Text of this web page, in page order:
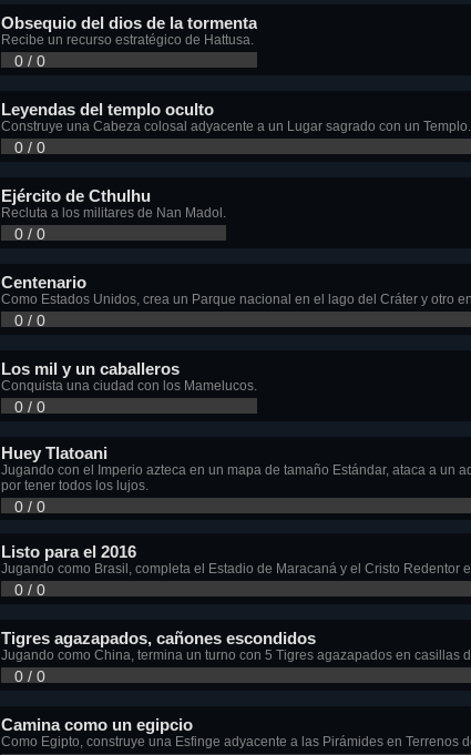
Obsequio del dios de la tormenta
Recibe un recurso estratégico de Hattusa.
0 / 0
Leyendas del templo oculto
Construye una Cabeza colosal adyacente a un Lugar sagrado con un Templo.
0 / 0
Ejército de Cthulhu
Recluta a los militares de Nan Madol.
0 / 0
Centenario
Como Estados Unidos, crea un Parque nacional en el lago del Cráter y otro
0 / 0
Los mil y un caballeros
Conquista una ciudad con los Mamelucos.
0 / 0
Huey Tlatoani
Jugando con el Imperio azteca en un mapa de tamaño Estándar, ataca a un
por tener todos los lujos.
0 / 0
Listo para el 2016
Jugando como Brasil, completa el Estadio de Maracaná y el Cristo Redentor
0 / 0
Tigres agazapados, cañones escondidos
Jugando como China, termina un turno con 5 Tigres agazapados en casillas
0 / 0
Camina como un egipcio
Como Egipto, construye una Esfinge adyacente a las Pirámides en Terrenos